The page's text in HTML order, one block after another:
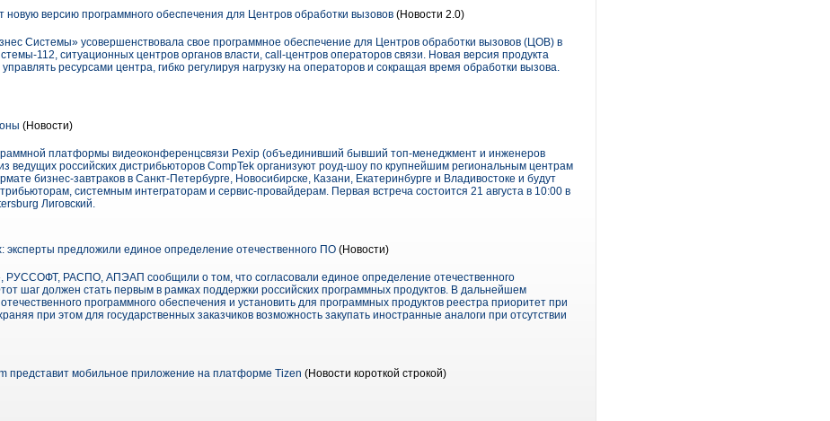
новую версию программного обеспечения для Центров обработки вызовов (Новости 2.0)
Системы» усовершенствовала свое программное обеспечение для Центров обработки вызовов (ЦОВ) в
112, ситуационных центров органов власти, call-центров операторов связи. Новая версия продукта
ресурсами центра, гибко регулируя нагрузку на операторов и сокращая время обработки вызова.
(Новости)
платформы видеоконференцсвязи Pexip (объединивший бывший топ-менеджмент и инженеров
ведущих российских дистрибьюторов CompTek организуют роуд-шоу по крупнейшим региональным центрам
бизнес-завтраков в Санкт-Петербурге, Новосибирске, Казани, Екатеринбурге и Владивостоке и будут
системным интеграторам и сервис-провайдерам. Первая встреча состоится 21 августа в 10:00 в
Лиговский.
эксперты предложили единое определение отечественного ПО (Новости)
РАСПО, АПЭАП сообщили о том, что согласовали единое определение отечественного
шаг должен стать первым в рамках поддержки российских программных продуктов. В дальнейшем
программного обеспечения и установить для программных продуктов реестра приоритет при
при этом для государственных заказчиков возможность закупать иностранные аналоги при отсутствии
представит мобильное приложение на платформе Tizen (Новости короткой строкой)